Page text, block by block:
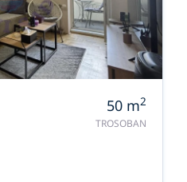
50 m2
TROSOBAN